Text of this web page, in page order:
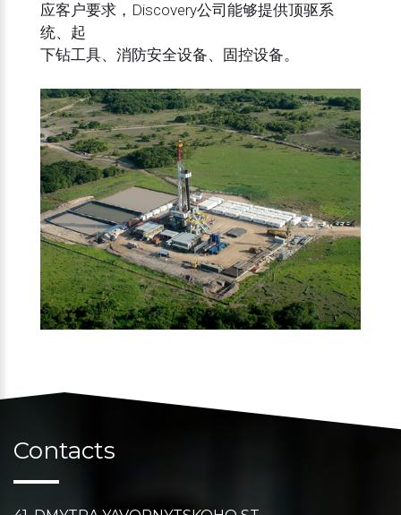
应客户要求，Discovery公司能够提供顶驱系
统、起
下钻工具、消防安全设备、固控设备。
Contacts